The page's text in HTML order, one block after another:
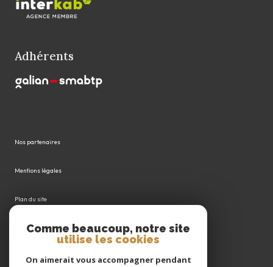
Adhérents
Nos partenaires
Mentions légales
Plan du site
Admin
Politique RGPD
Comme beaucoup, notre site
utilise les cookies
On aimerait vous accompagner pendant